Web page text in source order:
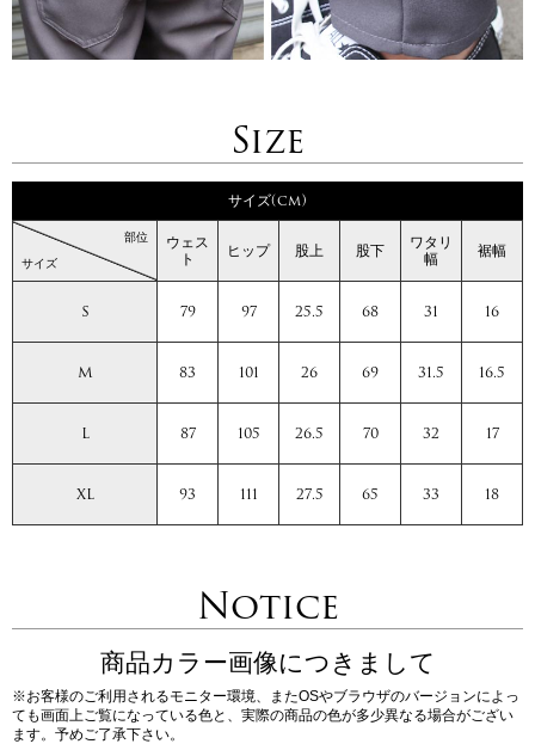
Size
サイズ(cm)
サイズ
部位 ウェス
ト ヒップ 股上 股下 ワタリ
幅 裾幅
S 79 97 25.5 68 31 16
M 83 101 26 69 31.5 16.5
L 87 105 26.5 70 32 17
XL 93 111 27.5 65 33 18
Notice
商品カラー画像につきまして
※お客様のご利用されるモニター環境、またOSやブラウザのバージョンによっ
ても画面上ご覧になっている色と、実際の商品の色が多少異なる場合がござい
ます。予めご了承下さい。